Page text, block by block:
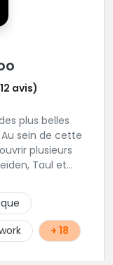
avis)
plus belles
sein de cette
plusieurs
Taul et
demander
une seconde
+ 18